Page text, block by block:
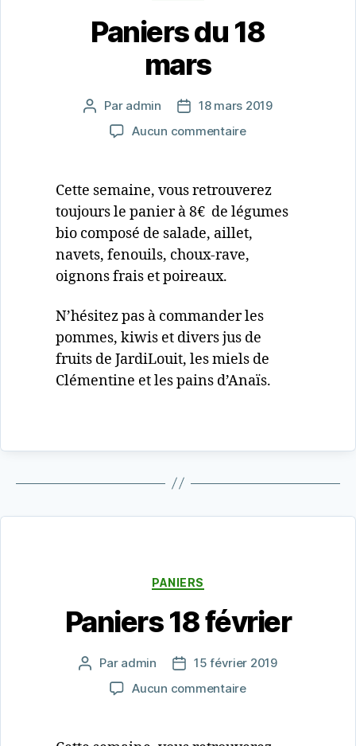
Paniers du 18
mars
Auteur
l’article
Par admin
Date18 mars 2019
Aucun commentairesur
Cette semaine, vous retrouverez
toujours le panier à 8€ de légumes
bio composé de salade, aillet,
navets, fenouils, choux-rave,
oignons frais et poireaux.
N’hésitez pas à commander les
pommes, kiwis et divers jus de
fruits de JardiLouit, les miels de
Clémentine et les pains d’Anaïs.
Catégories
PANIERS
Paniers 18 février
Auteur
l’article
Par admin
Date15 février 2019
Aucun commentairesur